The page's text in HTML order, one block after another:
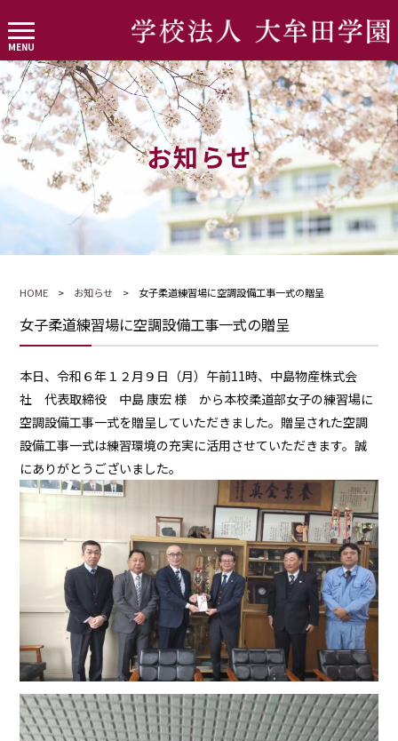
お知らせ
HOME > お知らせ > 女子柔道練習場に空調設備工事一式の贈呈
女子柔道練習場に空調設備工事一式の贈呈
本日、令和６年１２月９日（月）午前11時、中島物産株式会
社 代表取締役 中島 康宏 様 から本校柔道部女子の練習場に
空調設備工事一式を贈呈していただきました。贈呈された空調
設備工事一式は練習環境の充実に活用させていただきます。誠
にありがとうございました。